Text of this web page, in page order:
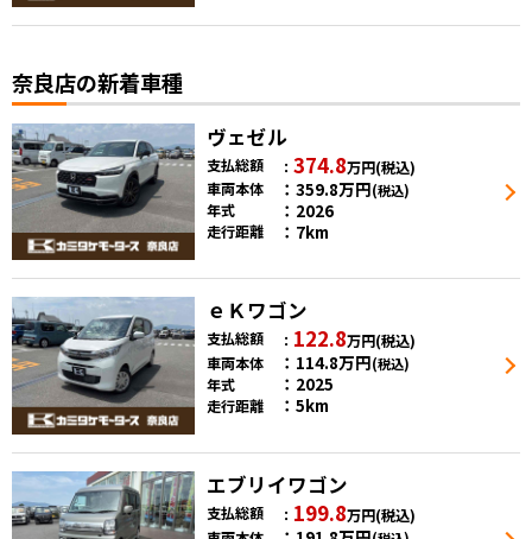
奈良店の新着車種
ヴェゼル
支払総額 374.8万円(税込)
車両本体
359.8万円(税込)
年式 2026
走行距離 7km
ｅＫワゴン
支払総額 122.8万円(税込)
車両本体
114.8万円(税込)
年式 2025
走行距離 5km
エブリイワゴン
支払総額 199.8万円(税込)